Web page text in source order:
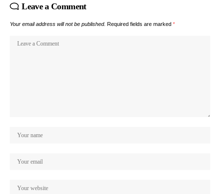
Leave a Comment
Your email address will not be published. Required fields are marked *